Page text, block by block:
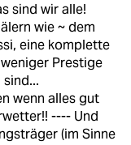
sind wir alle!
wie ~ dem
eine komplette
Prestige
wenn alles gut
---- Und
(im Sinne